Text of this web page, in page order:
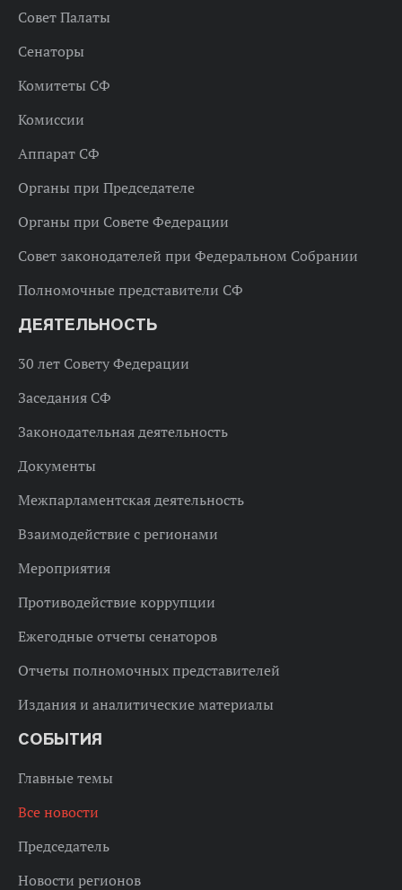
Совет Палаты
Сенаторы
Комитеты СФ
Комиссии
Аппарат СФ
Органы при Председателе
Органы при Совете Федерации
Совет законодателей при Федеральном Собрании
Полномочные представители СФ
ДЕЯТЕЛЬНОСТЬ
30 лет Совету Федерации
Заседания СФ
Законодательная деятельность
Документы
Межпарламентская деятельность
Взаимодействие с регионами
Мероприятия
Противодействие коррупции
Ежегодные отчеты сенаторов
Отчеты полномочных представителей
Издания и аналитические материалы
СОБЫТИЯ
Главные темы
Все новости
Председатель
Новости регионов